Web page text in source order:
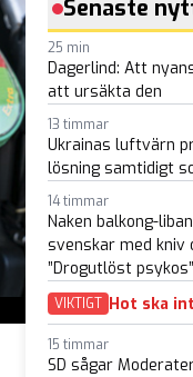
Senaste
25 min
Dagerlind: Att
att ursäkta den
13 timmar
Ukrainas luftvärn
lösning samtidigt
14 timmar
Naken balkong-
svenskar med kniv
”Drogutlöst psykos”
VIKTIGT Hot ska
15 timmar
SD sågar